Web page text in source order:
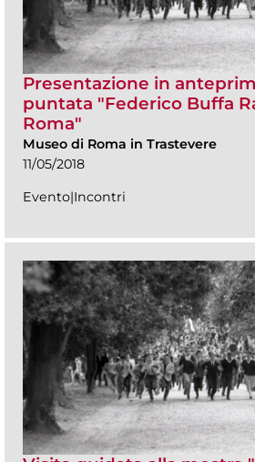
Presentazione in
puntata "Federico Buffa
Roma"
Museo di Roma in Trastevere
11/05/2018
Evento|Incontri